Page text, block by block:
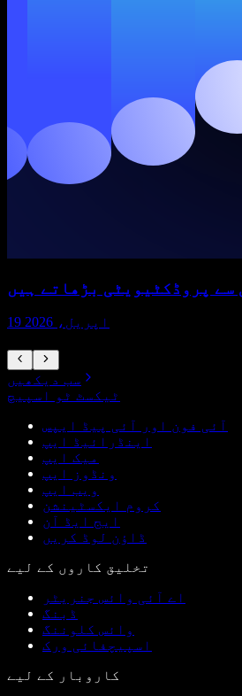
پروڈکٹیویٹی بڑھاتے ہیں
19 اپریل، 2026
سب دیکھیں
ٹیکسٹ ٹو اسپیچ
آئی فون اور آئی پیڈ ایپس
اینڈرائیڈ ایپ
میک ایپ
ونڈوز ایپ
ویب ایپ
کروم ایکسٹینشن
ایج ایڈ آن
ڈاؤن لوڈ کریں
تخلیق کاروں کے لیے
اے آئی وائس جنریٹر
ڈبنگ
وائس کلوننگ
اسپیچفائی ورک
کاروبار کے لیے